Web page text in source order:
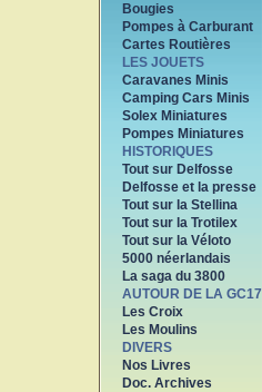
Bougies
Pompes à Carburant
Cartes Routières
LES JOUETS
Caravanes Minis
Camping Cars Minis
Solex Miniatures
Pompes Miniatures
HISTORIQUES
Tout sur Delfosse
Delfosse et la presse
Tout sur la Stellina
Tout sur la Trotilex
Tout sur la Véloto
5000 néerlandais
La saga du 3800
AUTOUR DE LA GC17
Les Croix
Les Moulins
DIVERS
Nos Livres
Doc. Archives